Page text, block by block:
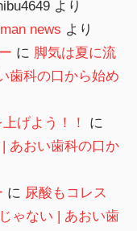
より
news より
に 脚気は夏に流
歯科の口から始め
げよう！！
に
あおい歯科の口か
に 尿酸もコレス
ゃない | あおい歯